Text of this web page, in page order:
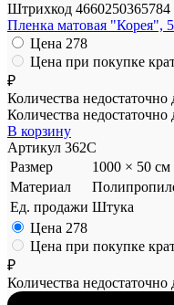
Штрихкод 4660250365784
Пленка матовая "Корея",
Цена 278
Цена при покупке
₽
Количества
Количества
В корзину
Артикул 362C
Размер
1000 × 50 см
Материал
Ед. продажи Штука
Цена 278
Цена при покупке
₽
Количества